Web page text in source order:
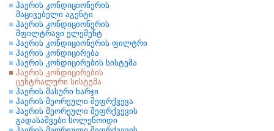
ჰაერის კონდიციონერის
მაცივებელი აგენტი
ჰაერის კონდიციონერის
მფილტრავი ელემენტ
ჰაერის კონდიციონერის ფილტრი
ჰაერის კონდიცირება
ჰაერის კონდიცირების სისტემა
ჰაერის კონდიცირების
ცენტრალური სისტემა
ჰაერის მასური ხარჯი
ჰაერის მეორეული შეფრქვევა
ჰაერის მეორეული შეფრქვევის
გადასაშვები სოლენოიდი